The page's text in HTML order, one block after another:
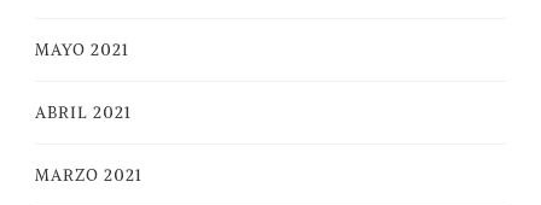
MAYO 2021
ABRIL 2021
MARZO 2021